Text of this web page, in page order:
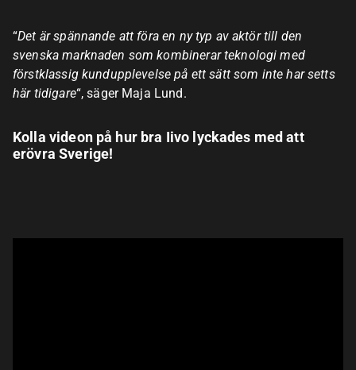
“Det är spännande att föra en ny typ av aktör till den
svenska marknaden som kombinerar teknologi med
förstklassig kundupplevelse på ett sätt som inte har setts
här tidigare“, säger Maja Lund.
Kolla videon på hur bra Iivo lyckades med att
erövra Sverige!